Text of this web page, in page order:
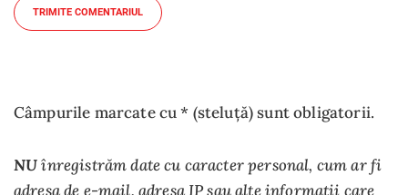
TRIMITE COMENTARIUL
Câmpurile marcate cu * (steluță) sunt obligatorii.
NUînregistrăm date cu caracter personal, cum ar fi
adresa de e-mail, adresa IP sau alte informații care